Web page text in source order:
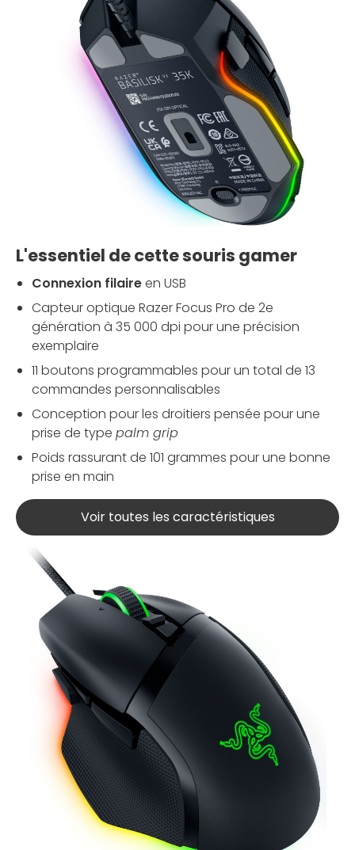
L'essentiel de cette souris gamer
Connexion filaireen USB
Capteur optique Razer Focus Pro de 2e
génération à 35 000 dpi pour une précision
exemplaire
11 boutons programmables pour un total de 13
commandes personnalisables
Conception pour les droitiers pensée pour une
prise de type palm grip
Poids rassurant de 101 grammes pour une bonne
prise en main
Voir toutes les caractéristiques